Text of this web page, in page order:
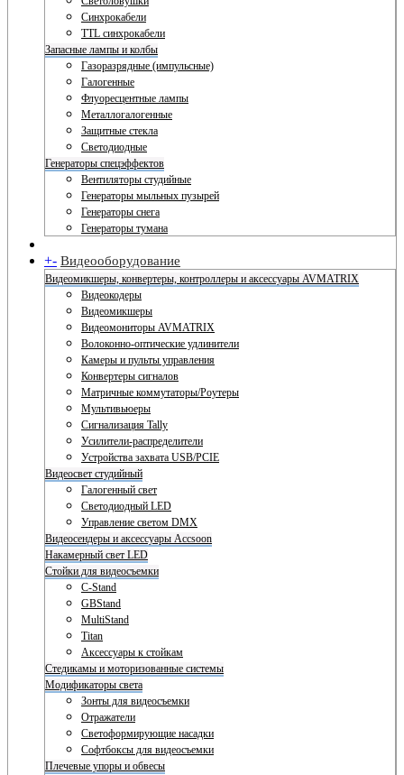
Синхрокабели
TTL синхрокабели
Запасные лампы и колбы
Газоразрядные (импульсные)
Галогенные
Флуоресцентные лампы
Металлогалогенные
Защитные стекла
Светодиодные
Генераторы спецэффектов
Вентиляторы студийные
Генераторы мыльных пузырей
Генераторы снега
Генераторы тумана
+- Видеооборудование
Видеомикшеры, конвертеры, контроллеры и аксессуары AVMATRIX
Видеокодеры
Видеомикшеры
Видеомониторы AVMATRIX
Волоконно-оптические удлинители
Камеры и пульты управления
Конвертеры сигналов
Матричные коммутаторы/Роутеры
Мультивьюеры
Сигнализация Tally
Усилители-распределители
Устройства захвата USB/PCIE
Видеосвет студийный
Галогенный свет
Светодиодный LED
Управление светом DMX
Видеосендеры и аксессуары Accsoon
Накамерный свет LED
Стойки для видеосъемки
C-Stand
GBStand
MultiStand
Titan
Аксессуары к стойкам
Стедикамы и моторизованные системы
Модификаторы света
Зонты для видеосъемки
Отражатели
Светоформирующие насадки
Софтбоксы для видеосъемки
Плечевые упоры и обвесы